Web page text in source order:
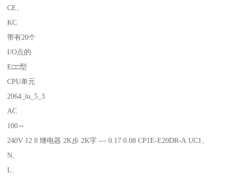
CE、
KC
带有20个
I/O点的
E□□型
CPU单元
2064_lu_5_3
AC
100～
240V 12 8 继电器 2K步 2K字 --- 0.17 0.08 CP1E-E20DR-A UC1、
N、
L、